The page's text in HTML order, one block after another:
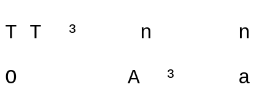
T T
³ n
n
O
A ³
a